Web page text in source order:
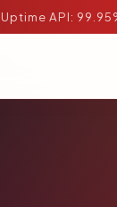
Uptime API: